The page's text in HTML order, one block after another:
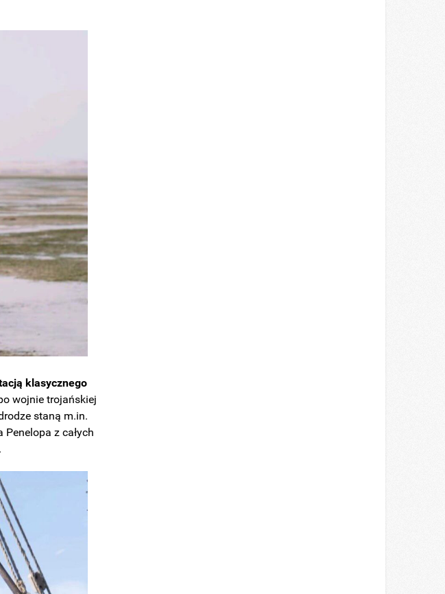
klasycznego
wojnie trojańskiej
staną m.in.
z całych